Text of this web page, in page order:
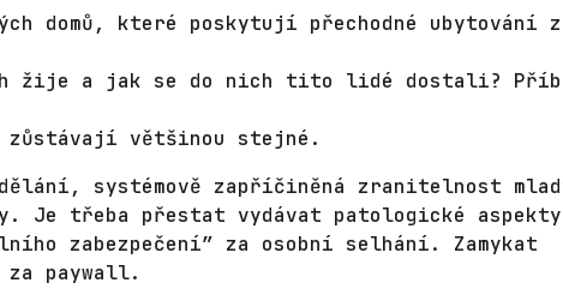
domů, které poskytují přechodné ubytování
žije a jak se do nich tito lidé dostali?
zůstávají většinou stejné.
systémově zapříčiněná zranitelnost
Je třeba přestat vydávat patologické aspekty
zabezpečení” za osobní selhání. Zamykat
paywall.